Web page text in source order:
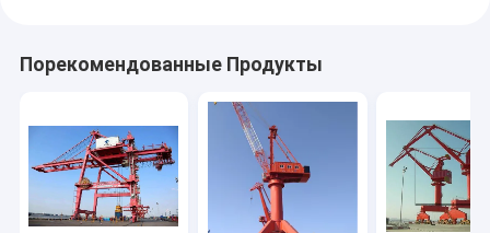
Порекомендованные Продукты